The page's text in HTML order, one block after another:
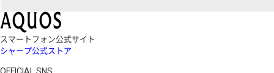
スマートフォン公式サイト
シャープ公式ストア
OFFICIAL SNS